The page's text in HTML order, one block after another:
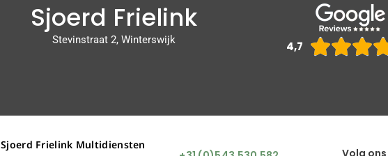
Sjoerd Frielink
Stevinstraat 2, Winterswijk 4,7 
Sjoerd Frielink Multidiensten
Volg